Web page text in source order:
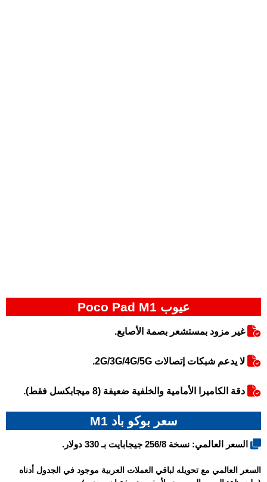
عيوب Poco Pad M1
غير مزود بمستشعر بصمة الأصابع.
لا يدعم شبكات إتصالات 2G/3G/4G/5G.
دقة الكاميرا الأمامية والخلفية ضعيفة (8 ميجابكسل فقط).
سعر بوكو باد M1
السعر العالمي: نسخة 256/8 جيجابايت بـ 330 دولار.
السعر العالمي مع تحويله لباقي العملات العربية موجود في الجدول أدناه